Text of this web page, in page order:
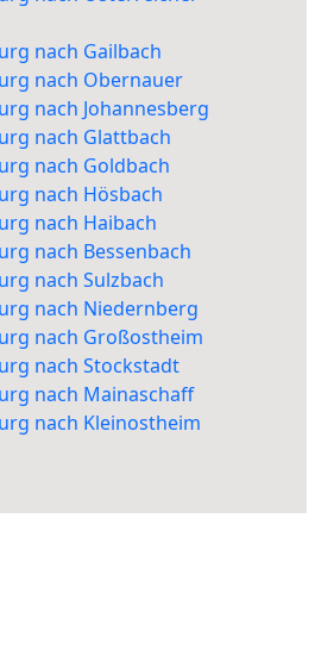
nach Gailbach
nach Obernauer
nach Johannesberg
nach Glattbach
nach Goldbach
nach Hösbach
nach Haibach
nach Bessenbach
nach Sulzbach
nach Niedernberg
nach Großostheim
nach Stockstadt
nach Mainaschaff
nach Kleinostheim